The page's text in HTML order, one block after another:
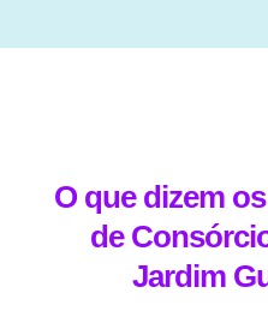
O que dizem
de
Jardim